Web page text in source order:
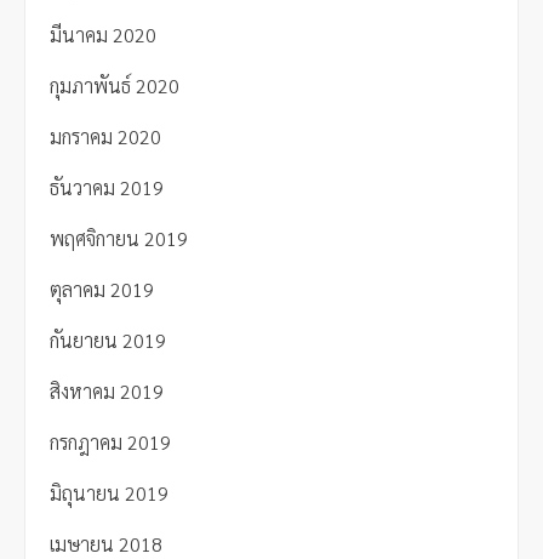
มีนาคม 2020
กุมภาพันธ์ 2020
มกราคม 2020
ธันวาคม 2019
พฤศจิกายน 2019
ตุลาคม 2019
กันยายน 2019
สิงหาคม 2019
กรกฎาคม 2019
มิถุนายน 2019
เมษายน 2018